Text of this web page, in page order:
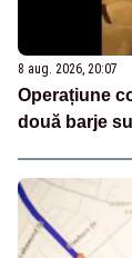
8 aug. 2026, 20:07
Operațiune
două barje